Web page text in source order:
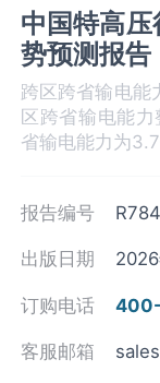
中国特高
势预测报
跨区跨省输电能
区跨省输电能
省输电能力为
报告编号
出版日期
订购电话
客服邮箱